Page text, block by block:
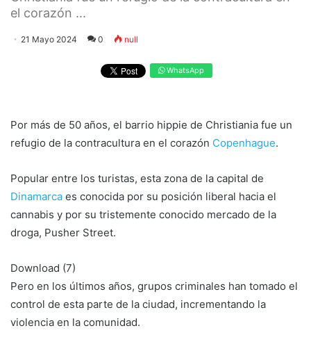
el corazón ...
21 Mayo 2024 0 null
WhatsApp
Por más de 50 años, el barrio hippie de Christiania fue un
refugio de la contracultura en el corazón Copenhague.
Popular entre los turistas, esta zona de la capital de
Dinamarca es conocida por su posición liberal hacia el
cannabis y por su tristemente conocido mercado de la
droga, Pusher Street.
Download (7)
Pero en los últimos años, grupos criminales han tomado el
control de esta parte de la ciudad, incrementando la
violencia en la comunidad.